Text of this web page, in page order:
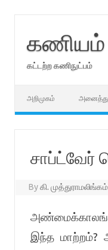
கணியம்
கட்டற்ற கணிநுட்பம்
அறிமுகம்
சாப்ட்வேர்
Byகி. முத்துராமலிங்கம்
இந்த மாற்றம்?